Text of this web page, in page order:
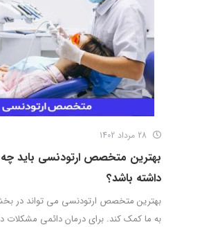
بهترین متخصص ارتودنسی باید
داشته باشد؟
بهترین متخصص ارتودنسی می تواند در
به ما کمک کند. برای درمان دائمی مشکلات